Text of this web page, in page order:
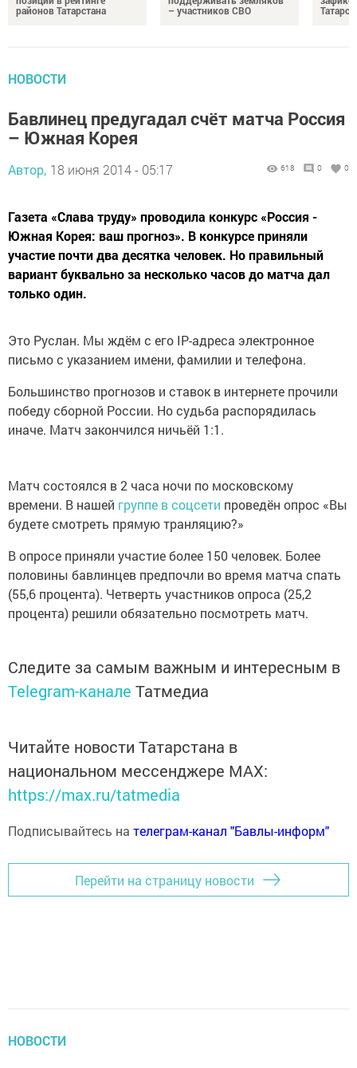
районов Татарстана
– участников СВО
НОВОСТИ
Бавлинец предугадал счёт матча Россия
– Южная Корея
Автор, 18 июня 2014 - 05:17 618 0 0
Газета «Слава труду» проводила конкурс «Россия -
Южная Корея: ваш прогноз». В конкурсе приняли
участие почти два десятка человек. Но правильный
вариант буквально за несколько часов до матча дал
только один.
Это Руслан. Мы ждём с его IP-адреса электронное
письмо с указанием имени, фамилии и телефона.
Большинство прогнозов и ставок в интернете прочили
победу сборной России. Но судьба распорядилась
иначе. Матч закончился ничьёй 1:1.
Матч состоялся в 2 часа ночи по московскому
времени. В нашей группе в соцсети проведён опрос «Вы
будете смотреть прямую транляцию?»
В опросе приняли участие более 150 человек. Более
половины бавлинцев предпочли во время матча спать
(55,6 процента). Четверть участников опроса (25,2
процента) решили обязательно посмотреть матч.
Следите за самым важным и интересным в
Telegram-канале Татмедиа
Читайте новости Татарстана в
национальном мессенджере MАХ:
https://max.ru/tatmedia
Подписывайтесь на телеграм-канал "Бавлы-информ"
Перейти на страницу новости
НОВОСТИ